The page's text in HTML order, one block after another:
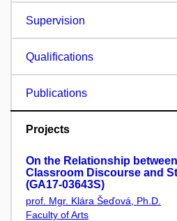
Supervision
Qualifications
Publications
Projects
On the Relationship
Classroom Discourse and
(GA17-03643S)
prof. Mgr. Klára Šeďová, Ph.D.
Faculty of Arts